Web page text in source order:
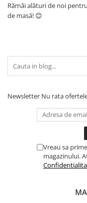
One Piece
Sailor Moon
Harry Potter
Stranger Things
KPop Demon Hunters
Retro Arcade – Jocuri,
Rămâi alături de noi
de masă! 😊
Newsletter Nu rata
Vreau sa
magazinului.